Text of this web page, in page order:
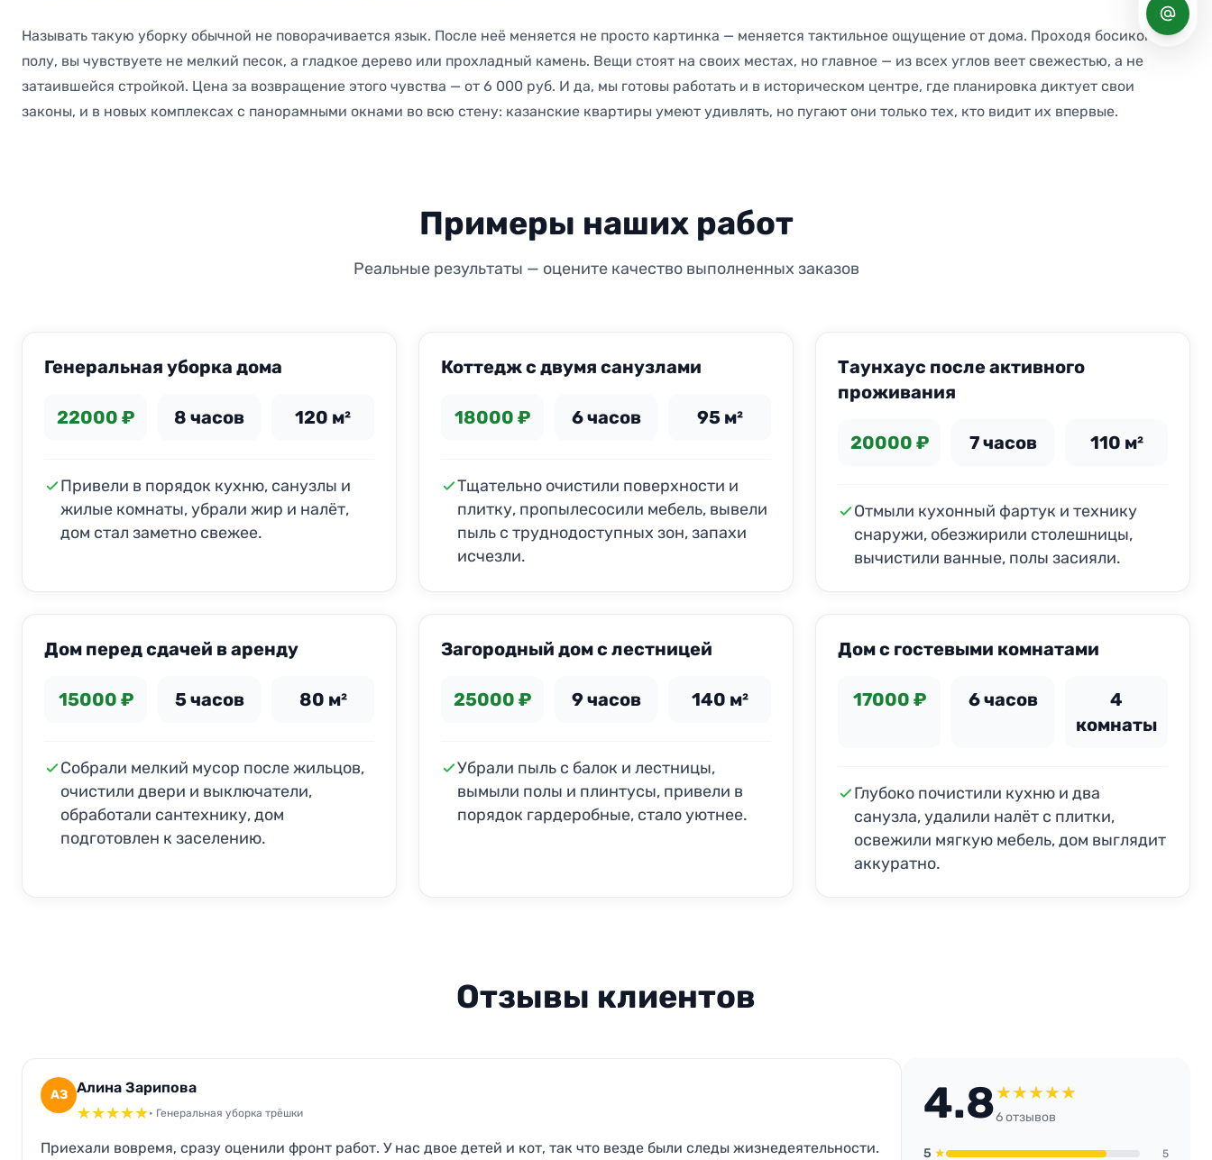
Называть такую уборку обычной не поворачивается язык. После неё меняется не просто картинка — меняется тактильное ощущение от дома. Проходя босиком по
полу, вы чувствуете не мелкий песок, а гладкое дерево или прохладный камень. Вещи стоят на своих местах, но главное — из всех углов веет свежестью, а не
затаившейся стройкой. Цена за возвращение этого чувства — от 6 000 руб. И да, мы готовы работать и в историческом центре, где планировка диктует свои
законы, и в новых комплексах с панорамными окнами во всю стену: казанские квартиры умеют удивлять, но пугают они только тех, кто видит их впервые.
Примеры наших работ
Реальные результаты — оцените качество выполненных заказов
Генеральная уборка дома
22000 ₽ 8 часов 120 м²
Привели в порядок кухню, санузлы и
жилые комнаты, убрали жир и налёт,
дом стал заметно свежее.
Коттедж с двумя санузлами
18000 ₽ 6 часов 95 м²
Тщательно очистили поверхности и
плитку, пропылесосили мебель, вывели
пыль с труднодоступных зон, запахи
исчезли.
Таунхаус после активного
проживания
20000 ₽ 7 часов 110 м²
Отмыли кухонный фартук и технику
снаружи, обезжирили столешницы,
вычистили ванные, полы засияли.
Дом перед сдачей в аренду
15000 ₽ 5 часов 80 м²
Собрали мелкий мусор после жильцов,
очистили двери и выключатели,
обработали сантехнику, дом
подготовлен к заселению.
Загородный дом с лестницей
25000 ₽ 9 часов 140 м²
Убрали пыль с балок и лестницы,
вымыли полы и плинтусы, привели в
порядок гардеробные, стало уютнее.
Дом с гостевыми комнатами
17000 ₽ 6 часов
4
комнаты
Глубоко почистили кухню и два
санузла, удалили налёт с плитки,
освежили мягкую мебель, дом выглядит
аккуратно.
Отзывы клиентов
АЗ Алина Зарипова
★★★★★• Генеральная уборка трёшки
Приехали вовремя, сразу оценили фронт работ. У нас двое детей и кот, так что везде были следы жизнедеятельности.
4.8★★★★★
6 отзывов
5 ★ 5